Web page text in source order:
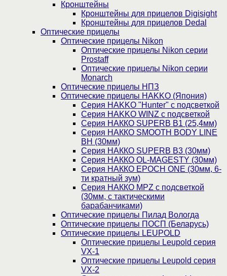
Кронштейны
Кронштейны для прицелов Digisight
Кронштейны для прицелов Dedal
Оптические прицелы
Оптические прицелы Nikon
Оптические прицелы Nikon серии
Prostaff
Оптические прицелы Nikon серии
Monarch
Оптические прицелы НПЗ
Оптические прицелы HAKKO (Япония)
Cерия HAKKO "Hunter" с подсветкой
Серия НAKKO WINZ с подсветкой
Серия НАККО SUPERB B1 (25,4мм)
Серия НАККО SMOOTH BODY LINE
BH (30мм)
Серия НАККО SUPERB B3 (30мм)
Серия НАККО OL-MAGESTY (30мм)
Серия НАККО EPOCH ONE (30мм, 6-
ти кратный зум)
Серия НАККО MPZ с подсветкой
(30мм, c тактическими
барабанчиками)
Оптические прицелы Пилад Вологда
Оптические прицелы ПОСП (Беларусь)
Оптические прицелы LEUPOLD
Оптические прицелы Leupold серия
VX-1
Оптические прицелы Leupold серия
VX-2